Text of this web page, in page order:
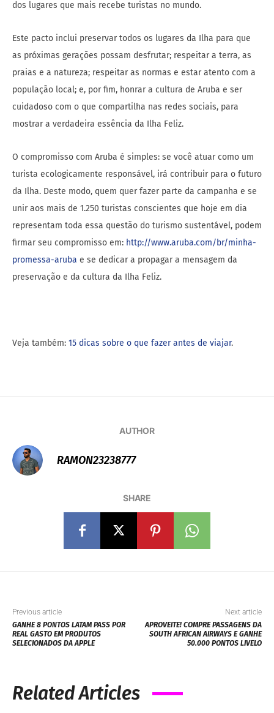
dos lugares que mais recebe turistas no mundo.
Este pacto inclui preservar todos os lugares da Ilha para que
as próximas gerações possam desfrutar; respeitar a terra, as
praias e a natureza; respeitar as normas e estar atento com a
população local; e, por fim, honrar a cultura de Aruba e ser
cuidadoso com o que compartilha nas redes sociais, para
mostrar a verdadeira essência da Ilha Feliz.
O compromisso com Aruba é simples: se você atuar como um
turista ecologicamente responsável, irá contribuir para o futuro
da Ilha. Deste modo, quem quer fazer parte da campanha e se
unir aos mais de 1.250 turistas conscientes que hoje em dia
representam toda essa questão do turismo sustentável, podem
firmar seu compromisso em: http://www.aruba.com/br/minha-
promessa-aruba e se dedicar a propagar a mensagem da
preservação e da cultura da Ilha Feliz.
Veja também: 15 dicas sobre o que fazer antes de viajar.
AUTHOR
RAMON23238777
SHARE
Previous article
GANHE 8 PONTOS LATAM PASS POR
REAL GASTO EM PRODUTOS
SELECIONADOS DA APPLE
Next article
APROVEITE! COMPRE PASSAGENS DA
SOUTH AFRICAN AIRWAYS E GANHE
50.000 PONTOS LIVELO
Related Articles